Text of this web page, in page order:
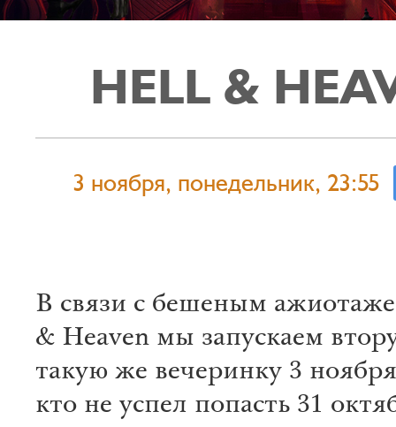
HELL &
3 ноября, понедельник, 23:55
В связи с бешеным
& Heaven мы запускаем
такую же вечеринку 3
кто не успел попасть 31